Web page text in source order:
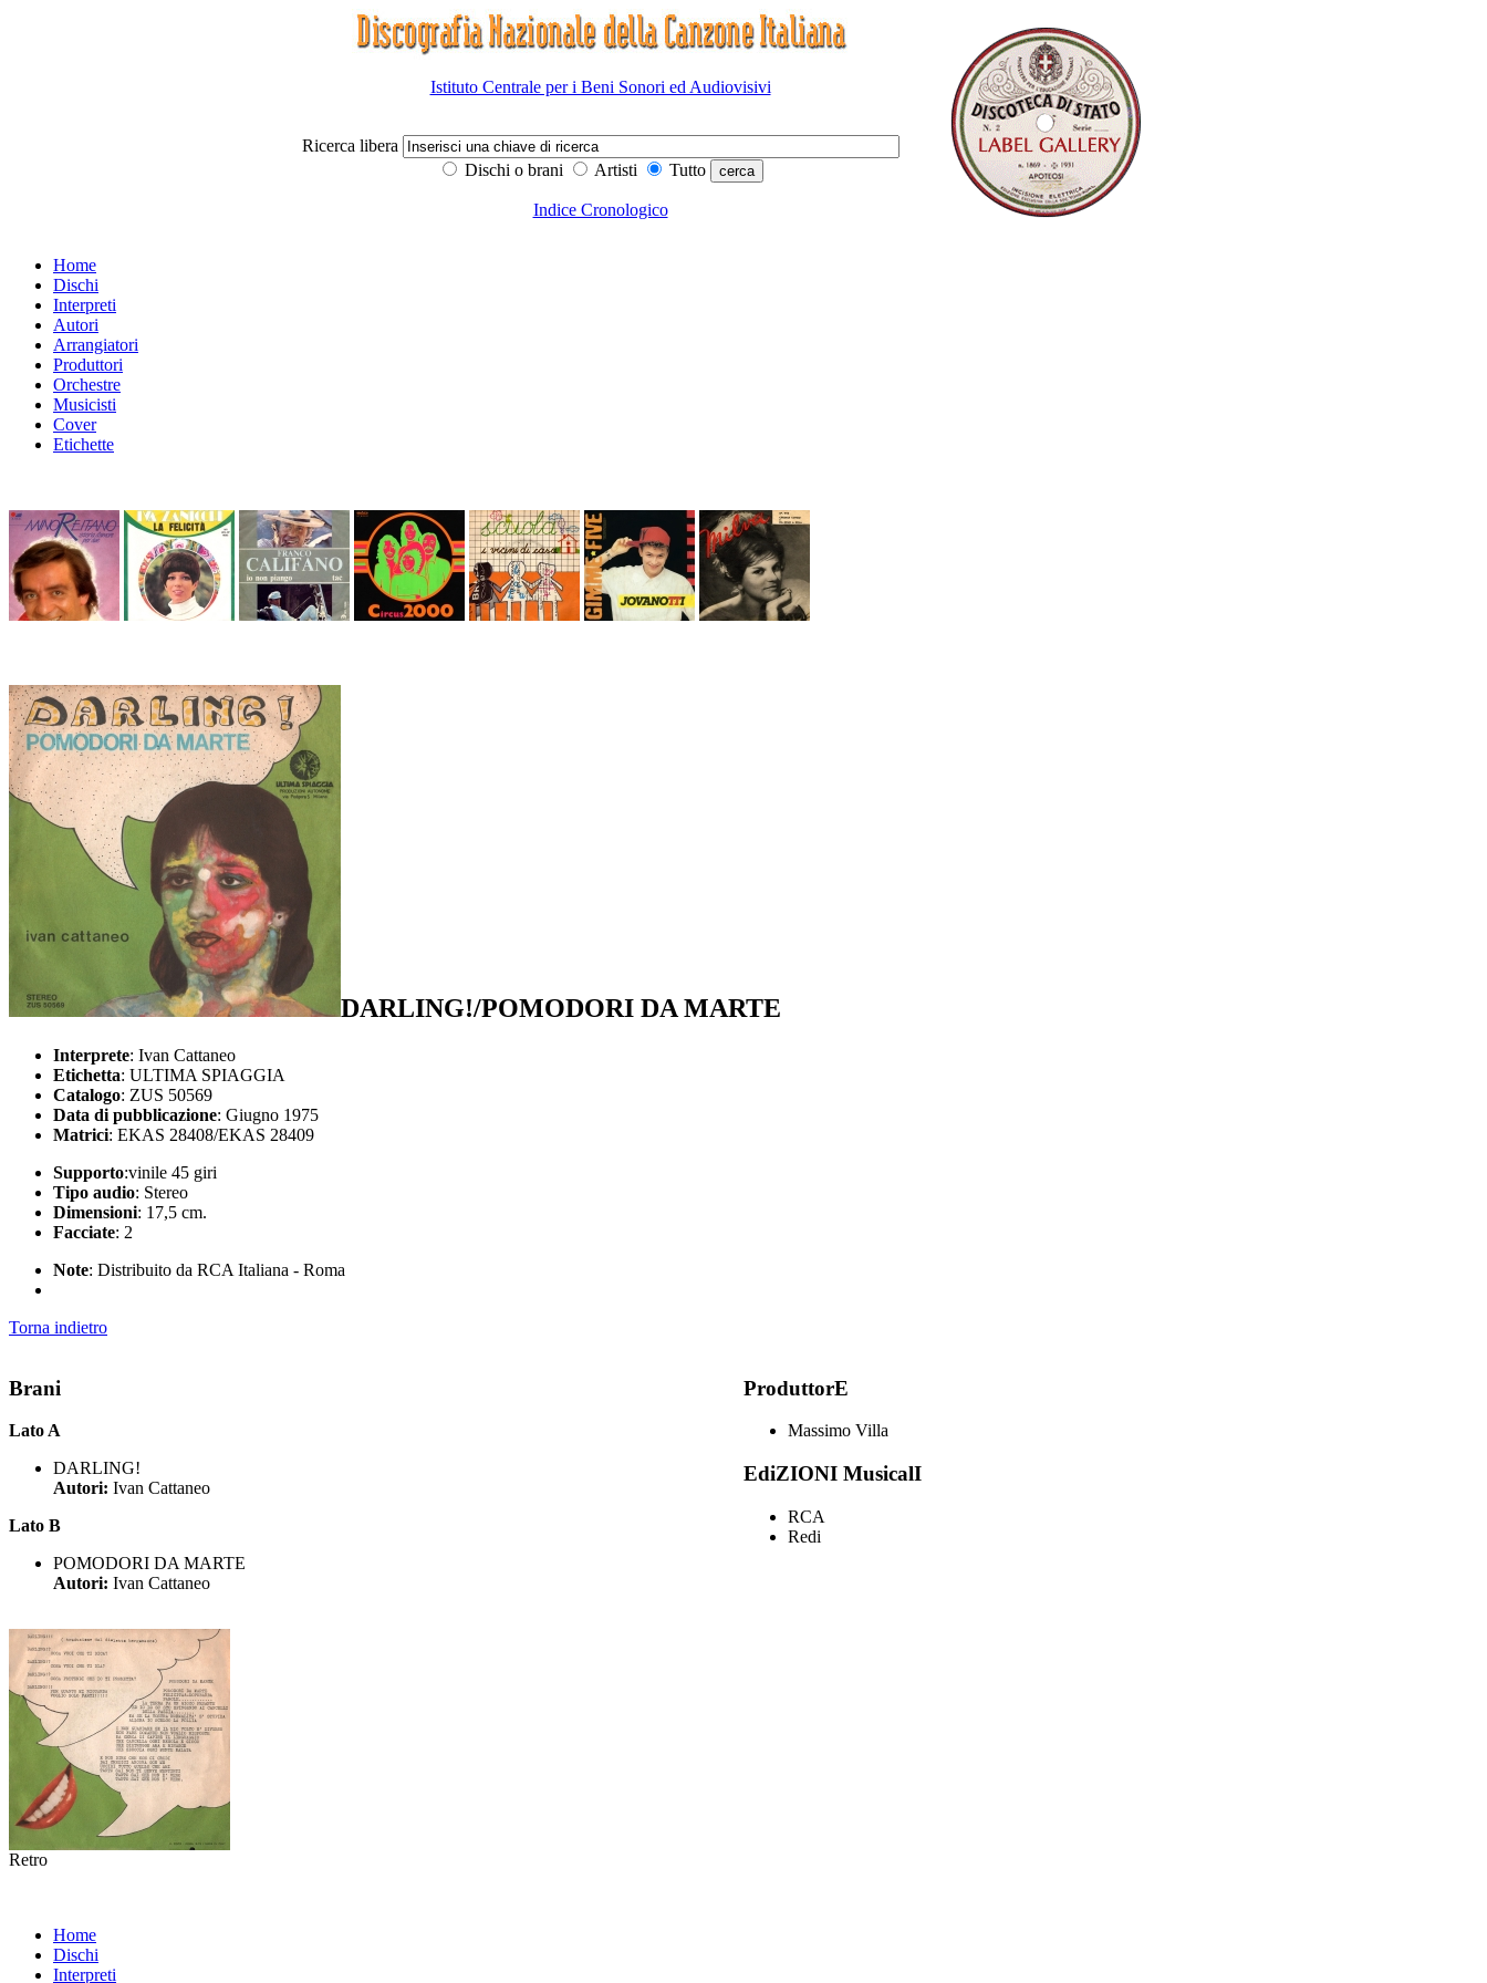
Istituto Centrale per i Beni Sonori ed Audiovisivi
Ricerca libera
Dischi o brani
Artisti Tutto
Indice Cronologico
Home
Dischi
Interpreti
Autori
Arrangiatori
Produttori
Orchestre
Musicisti
Cover
Etichette
DARLING!/POMODORI DA MARTE
Interprete: Ivan Cattaneo
Etichetta: ULTIMA SPIAGGIA
Catalogo: ZUS 50569
Data di pubblicazione: Giugno 1975
Matrici: EKAS 28408/EKAS 28409
Supporto:vinile 45 giri
Tipo audio: Stereo
Dimensioni: 17,5 cm.
Facciate: 2
Note: Distribuito da RCA Italiana - Roma
Torna indietro
Brani
Lato A
DARLING!
Autori: Ivan Cattaneo
Lato B
POMODORI DA MARTE
Autori: Ivan Cattaneo
ProduttorE
Massimo Villa
EdiZIONI MusicalI
RCA
Redi
Retro
Home
Dischi
Interpreti